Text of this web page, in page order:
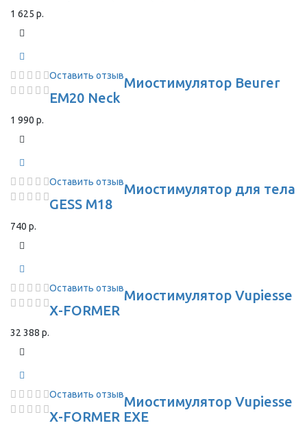
1 625 р.
Оставить отзывМиостимулятор Beurer
EM20 Neck
1 990 р.
Оставить отзывМиостимулятор для тела
GESS M18
740 р.
Оставить отзывМиостимулятор Vupiesse
X-FORMER
32 388 р.
Оставить отзывМиостимулятор Vupiesse
X-FORMER EXE